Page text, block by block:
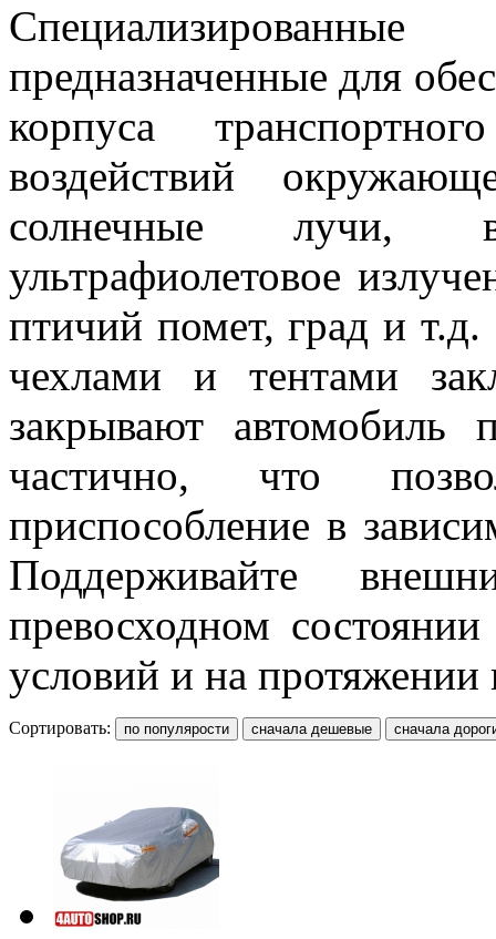
предназначенные для
корпуса
воздействий
солнечные лучи,
ультрафиолетовое
птичий помет, град и
чехлами и тентами
закрывают
частично, что
приспособление в
Поддерживайте
превосходном
условий и на протяжении
Сортировать: